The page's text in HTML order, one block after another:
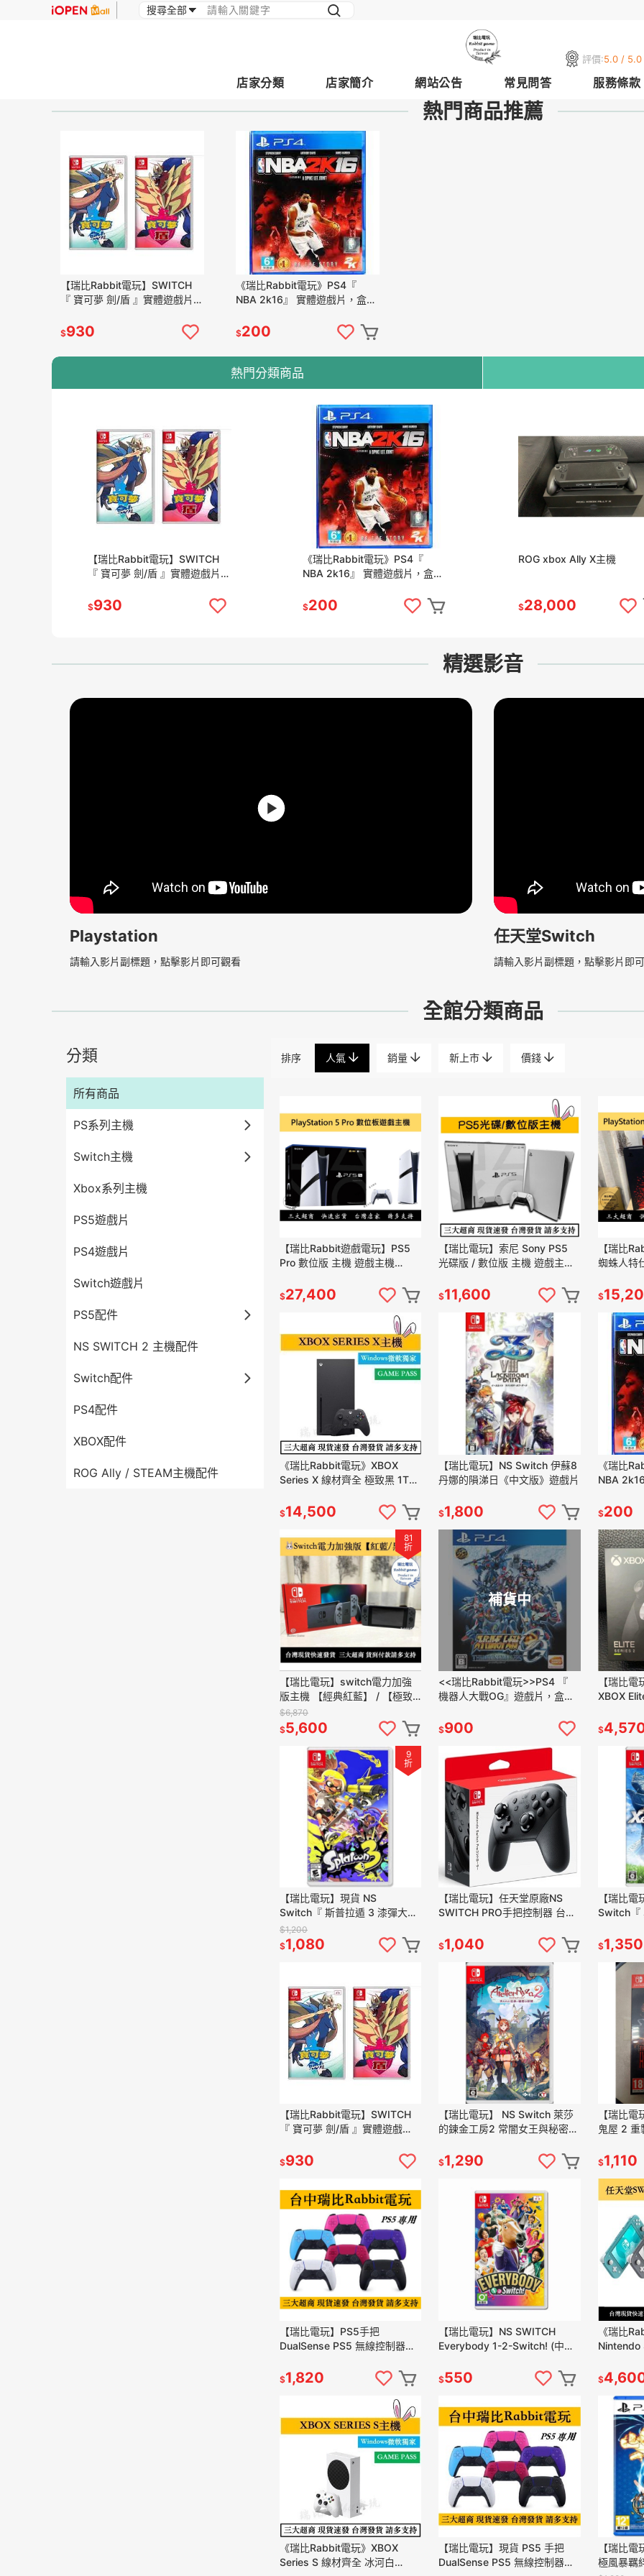
評價:5.0 / 5.0
店家分類 店家簡介 網站公告 常見問答 服務條款
熱門商品推薦
【瑞比Rabbit電玩】SWITCH
『 寶可夢 劍/盾 』實體遊戲片，
貨
$930
《瑞比Rabbit電玩》PS4『
NBA 2k16』 實體遊戲片，盒裝
$200
熱門分類商品
【瑞比Rabbit電玩】SWITCH
『 寶可夢 劍/盾 』實體遊戲片，
貨
$930
《瑞比Rabbit電玩》PS4『
NBA 2k16』 實體遊戲片，盒裝
$200
ROG xbox Ally X主機
$28,000
精選影音
Playstation
請輸入影片副標題，點擊影片即可觀看
任天堂Switch
請輸入影片副標題，點擊影片即
全館分類商品
分類
所有商品
PS系列主機
Switch主機
Xbox系列主機
PS5遊戲片
PS4遊戲片
Switch遊戲片
PS5配件
NS SWITCH 2 主機配件
Switch配件
PS4配件
XBOX配件
ROG Ally / STEAM主機配件
排序 人氣 銷量 新上市 價錢
【瑞比Rabbit遊戲電玩】PS5
Pro 數位版 主機 遊戲主機
$27,400
【瑞比電玩】索尼 Sony PS5
光碟版 / 數位版 主機 遊戲主機
$11,600
【瑞比
蜘蛛人特
$
《瑞比Rabbit電玩》XBOX
Series X 線材齊全 極致黑 1TB
$14,500
【瑞比電玩】NS Switch 伊蘇8
丹娜的隕涕日《中文版》遊戲片
$1,800
《瑞比
NBA
$200
81
折
【瑞比電玩】switch電力加強
版主機 【經典紅藍】 / 【極致
黑灰】台灣公司貨 二手
$6,870
$5,600
補貨中
<<瑞比Rabbit電玩>>PS4 『
機器人大戰OG』遊戲片，盒裝
$900
【瑞比
XBOX
$
9
折
【瑞比電玩】現貨 NS
Switch『 斯普拉遁 3 漆彈大作
戰 3 Splatoon3 中文版』實體
遊戲片
$1,200
$1,080
【瑞比電玩】任天堂原廠NS
SWITCH PRO手把控制器 台灣
$1,040
【瑞比
Switch『
$1,350
【瑞比Rabbit電玩】SWITCH
『 寶可夢 劍/盾 』實體遊戲
速發貨
$930
【瑞比電玩】 NS Switch 萊莎
的鍊金工房2 常闇女王與秘密藏
$1,290
【瑞比
鬼屋 2 重
$1,110
【瑞比電玩】PS5手把
DualSense PS5 無線控制器
貨
$1,820
【瑞比電玩】NS SWITCH
Everybody 1-2-Switch! (中文
$550
《瑞比
Nintendo
$
《瑞比Rabbit電玩》XBOX
Series S 線材齊全 冰河白
【瑞比電玩】現貨 PS5 手把
DualSense PS5 無線控制器
【瑞比
極風暴羈